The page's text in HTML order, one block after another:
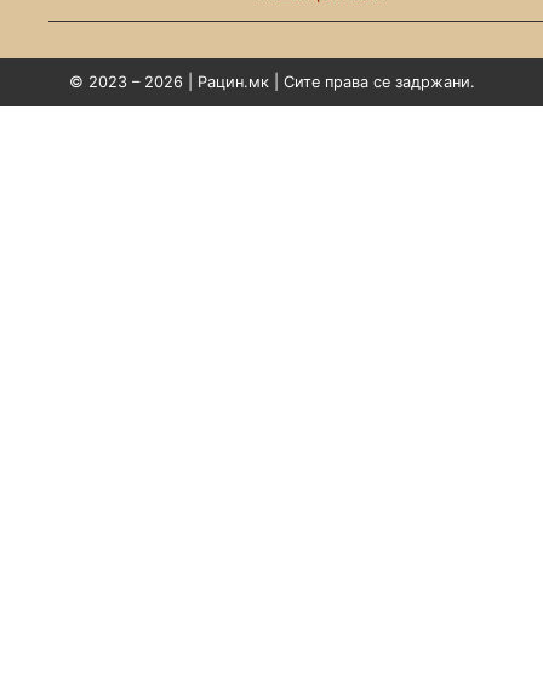
© 2023 – 2026 | Рацин.мк | Сите права се задржани.